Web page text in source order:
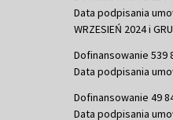
Data podpisania
WRZESIEŃ 2024 i
Dofinansowanie 539
Data podpisania
Dofinansowanie 49
Data podpisania